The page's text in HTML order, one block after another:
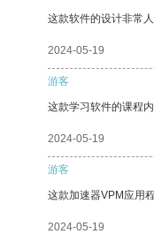
这款软件的设计非常
2024-05-19
游客
这款学习软件的课程
2024-05-19
游客
这款加速器VPM应用
2024-05-19